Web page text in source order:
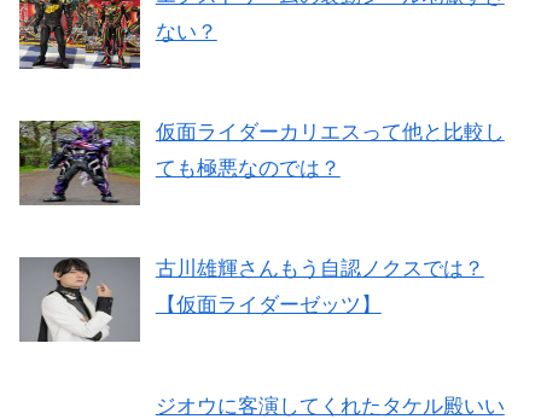
ない？
仮面ライダーカリエスって他と比較し
ても極悪なのでは？
古川雄輝さんもう自認ノクスでは？
【仮面ライダーゼッツ】
ジオウに客演してくれたタケル殿いい